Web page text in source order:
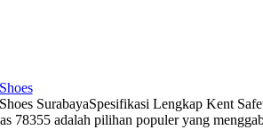
SurabayaSpesifikasi Lengkap Kent
adalah pilihan populer yang